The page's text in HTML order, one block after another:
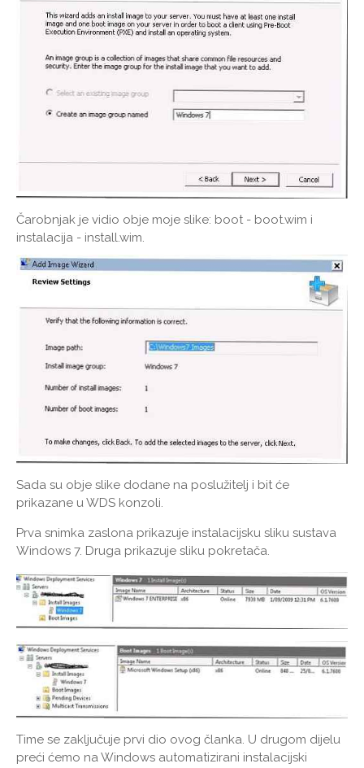
Čarobnjak je vidio obje moje slike: boot - boot.wim i
instalacija - install.wim.
Sada su obje slike dodane na poslužitelj i bit će
prikazane u WDS konzoli.
Prva snimka zaslona prikazuje instalacijsku sliku sustava
Windows 7. Druga prikazuje sliku pokretača.
Time se zaključuje prvi dio ovog članka. U drugom dijelu
preći ćemo na Windows automatizirani instalacijski